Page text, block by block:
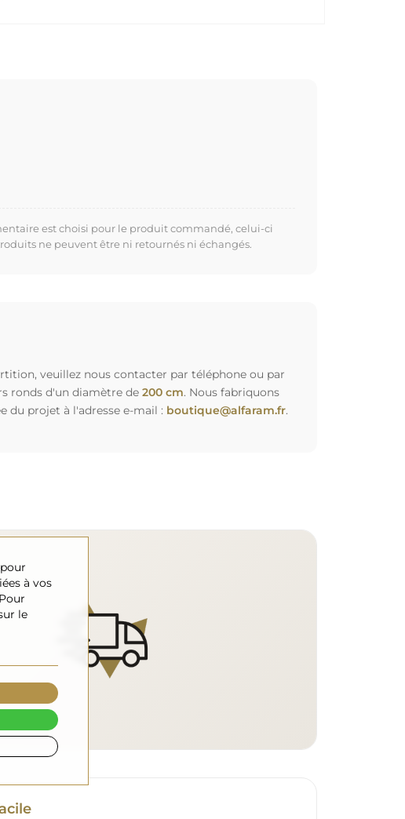
est choisi pour le produit commandé, celui-ci
ne peuvent être ni retournés ni échangés.
veuillez nous contacter par téléphone ou par
ronds d'un diamètre de 200 cm. Nous fabriquons
du projet à l'adresse e-mail : boutique@alfaram.fr.
à vos
le